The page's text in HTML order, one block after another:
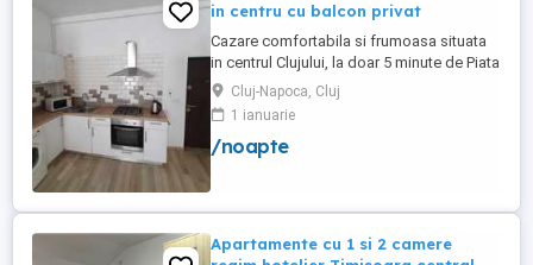
in centru cu balcon privat
Cazare comfortabila si frumoasa situata
in centrul Clujului, la doar 5 minute de Piata
Mihai Viteazu, intr-un bloc nou.
Apartamentul este mobilat si utilat
complet, avand aragaz, hota, cuptor de
microunde, fierbator de apa, masina de
Cluj-Napoca, Cluj
1 ianuarie
/noapte
Apartamente cu 1 si 2 camere